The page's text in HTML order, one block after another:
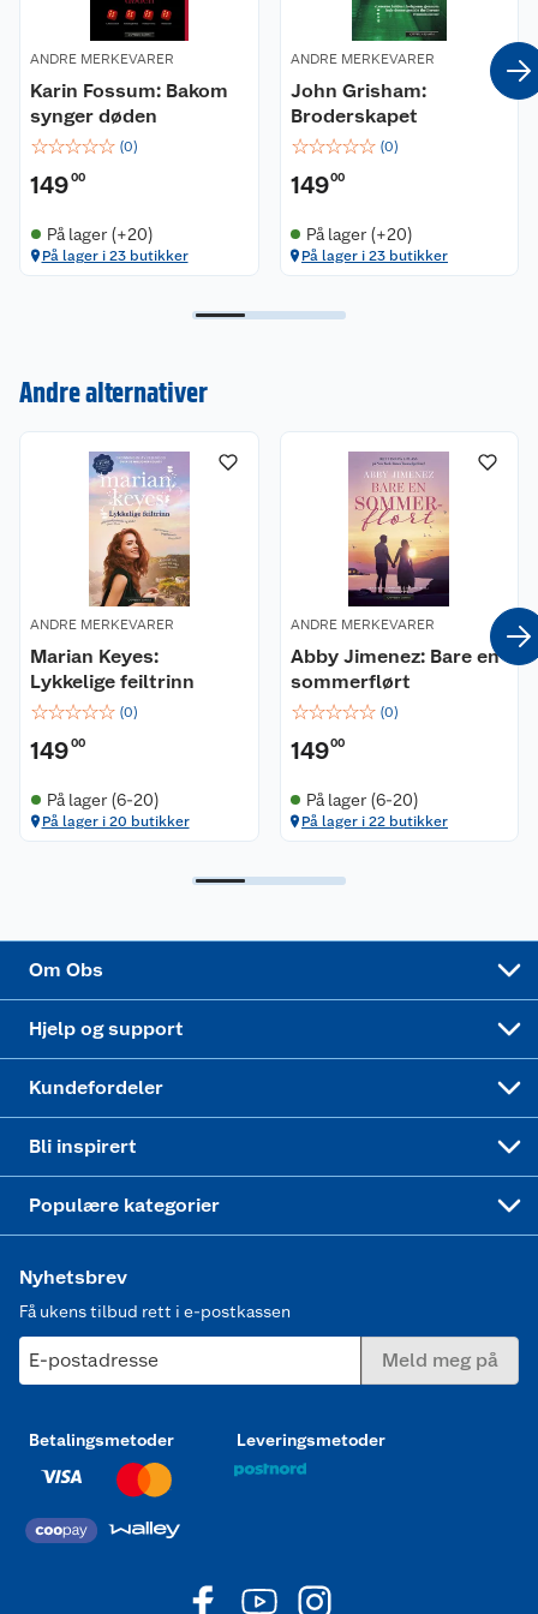
gamle slott i Sør-Frankrike.
ANDRE MERKEVARER
Karin Fossum: Bakom
synger døden
☆☆☆☆☆ (0)
14900
På lager (+20)
På lager i 23 butikker
ANDRE MERKEVARER
John Grisham:
Broderskapet
☆☆☆☆☆ (0)
14900
På lager (+20)
På lager i 23 butikker
Andre alternativer
ANDRE MERKEVARER
Marian Keyes:
Lykkelige feiltrinn
☆☆☆☆☆ (0)
14900
På lager (6-20)
På lager i 20 butikker
ANDRE MERKEVARER
Abby Jimenez: Bare en
sommerflørt
☆☆☆☆☆ (0)
14900
På lager (6-20)
På lager i 22 butikker
Om Obs
Nyheter
Våre butikker
Våre merkevarer
Coop kjeder
Ledige stillinger
Bærekraft
Hjelp og support
Angre- og returrett
Reklamasjon og garanti
Ofte stilte spørsmål
Betalingsalternativer
Leveringsalternativer
Pakkesporing
Kjøpsvilkår
Kundefordeler
Åpent kjøp
Coop medlem
Klikk og hent
Bli inspirert
Festdrakter til hele familien
Populære kategorier
Hagemøbler og utemøbler
Nyhetsbrev
Få ukens tilbud rett i e-postkassen
E-postadresse Meld meg på
Betalingsmetoder Leveringsmetoder